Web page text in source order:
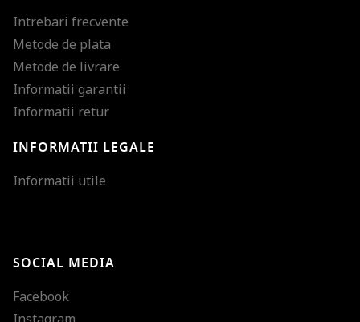
Intrebari frecvente
Metode de plata
Metode de livrare
Informatii garantii
Informatii retur
INFORMATII LEGALE
Informatii utile
SOCIAL MEDIA
Facebook